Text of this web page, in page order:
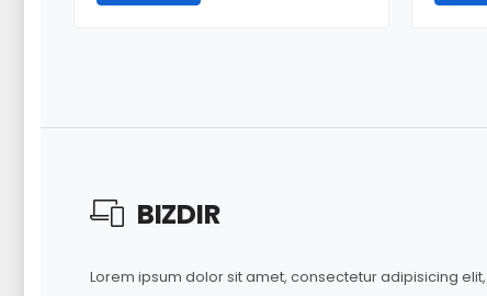
BIZDIR
Lorem ipsum dolor sit amet, consectetur adipisicing elit,